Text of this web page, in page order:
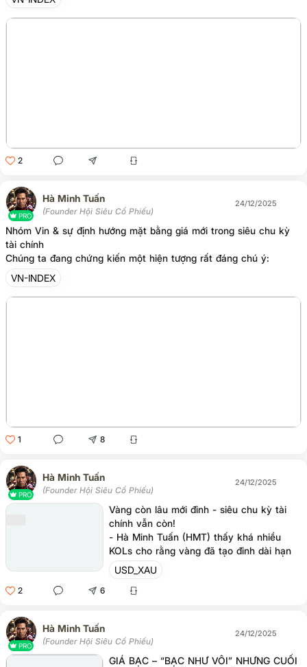
2
PRO
Hà Minh Tuấn
(Founder Hội Siêu Cổ Phiếu)
24/12/2025
Nhóm Vin & sự định hướng mặt bằng giá mới trong siêu chu kỳ
tài chính
Chúng ta đang chứng kiến một hiện tượng rất đáng chú ý:
VN-INDEX
1 8
PRO
Hà Minh Tuấn
(Founder Hội Siêu Cổ Phiếu)
24/12/2025
Vàng còn lâu mới đỉnh - siêu chu kỳ tài
chính vẫn còn!
- Hà Minh Tuấn (HMT) thấy khá nhiều
KOLs cho rằng vàng đã tạo đỉnh dài hạn
quanh 4.300 USD/oz, nhất là sau cú điều
chỉnh nhanh về vùng 3.900 trong tháng
10/2025 vừa qua. Quan điểm của HMT thì
không phải đến bây giờ HMT mới nói điều
này :
USD_XAU
2 6
PRO
Hà Minh Tuấn
(Founder Hội Siêu Cổ Phiếu)
24/12/2025
GIÁ BẠC – “BẠC NHƯ VÔI” NHƯNG CUỐI